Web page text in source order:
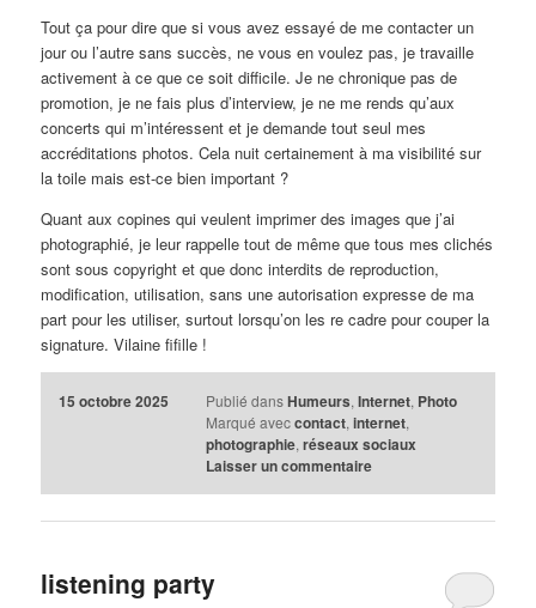
Tout ça pour dire que si vous avez essayé de me contacter un
jour ou l’autre sans succès, ne vous en voulez pas, je travaille
activement à ce que ce soit difficile. Je ne chronique pas de
promotion, je ne fais plus d’interview, je ne me rends qu’aux
concerts qui m’intéressent et je demande tout seul mes
accréditations photos. Cela nuit certainement à ma visibilité sur
la toile mais est-ce bien important ?
Quant aux copines qui veulent imprimer des images que j’ai
photographié, je leur rappelle tout de même que tous mes clichés
sont sous copyright et que donc interdits de reproduction,
modification, utilisation, sans une autorisation expresse de ma
part pour les utiliser, surtout lorsqu’on les re cadre pour couper la
signature. Vilaine fifille !
15 octobre 2025 Publié dans Humeurs, Internet, Photo
Marqué avec contact, internet,
photographie, réseaux sociaux
Laisser un commentaire
listening party